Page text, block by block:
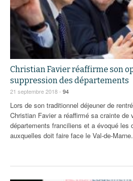
Christian Favier réaffirme son
suppression des départements
21 septembre 2018 - 94
Lors de son traditionnel déjeuner de
Christian Favier a réaffirmé sa crainte de
départements franciliens et a évoqué les
auxquelles doit faire face le Val-de-Marne.